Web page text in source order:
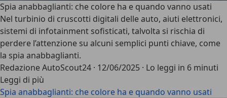
Spia anabbaglianti: che colore ha e quando vanno usati
Nel turbinio di cruscotti digitali delle auto, aiuti elettronici,
sistemi di infotainment sofisticati, talvolta si rischia di
perdere l’attenzione su alcuni semplici punti chiave, come
la spia anabbaglianti.
Redazione AutoScout24 · 12/06/2025 · Lo leggi in 6 minuti
Leggi di più
Spia anabbaglianti: che colore ha e quando vanno usati